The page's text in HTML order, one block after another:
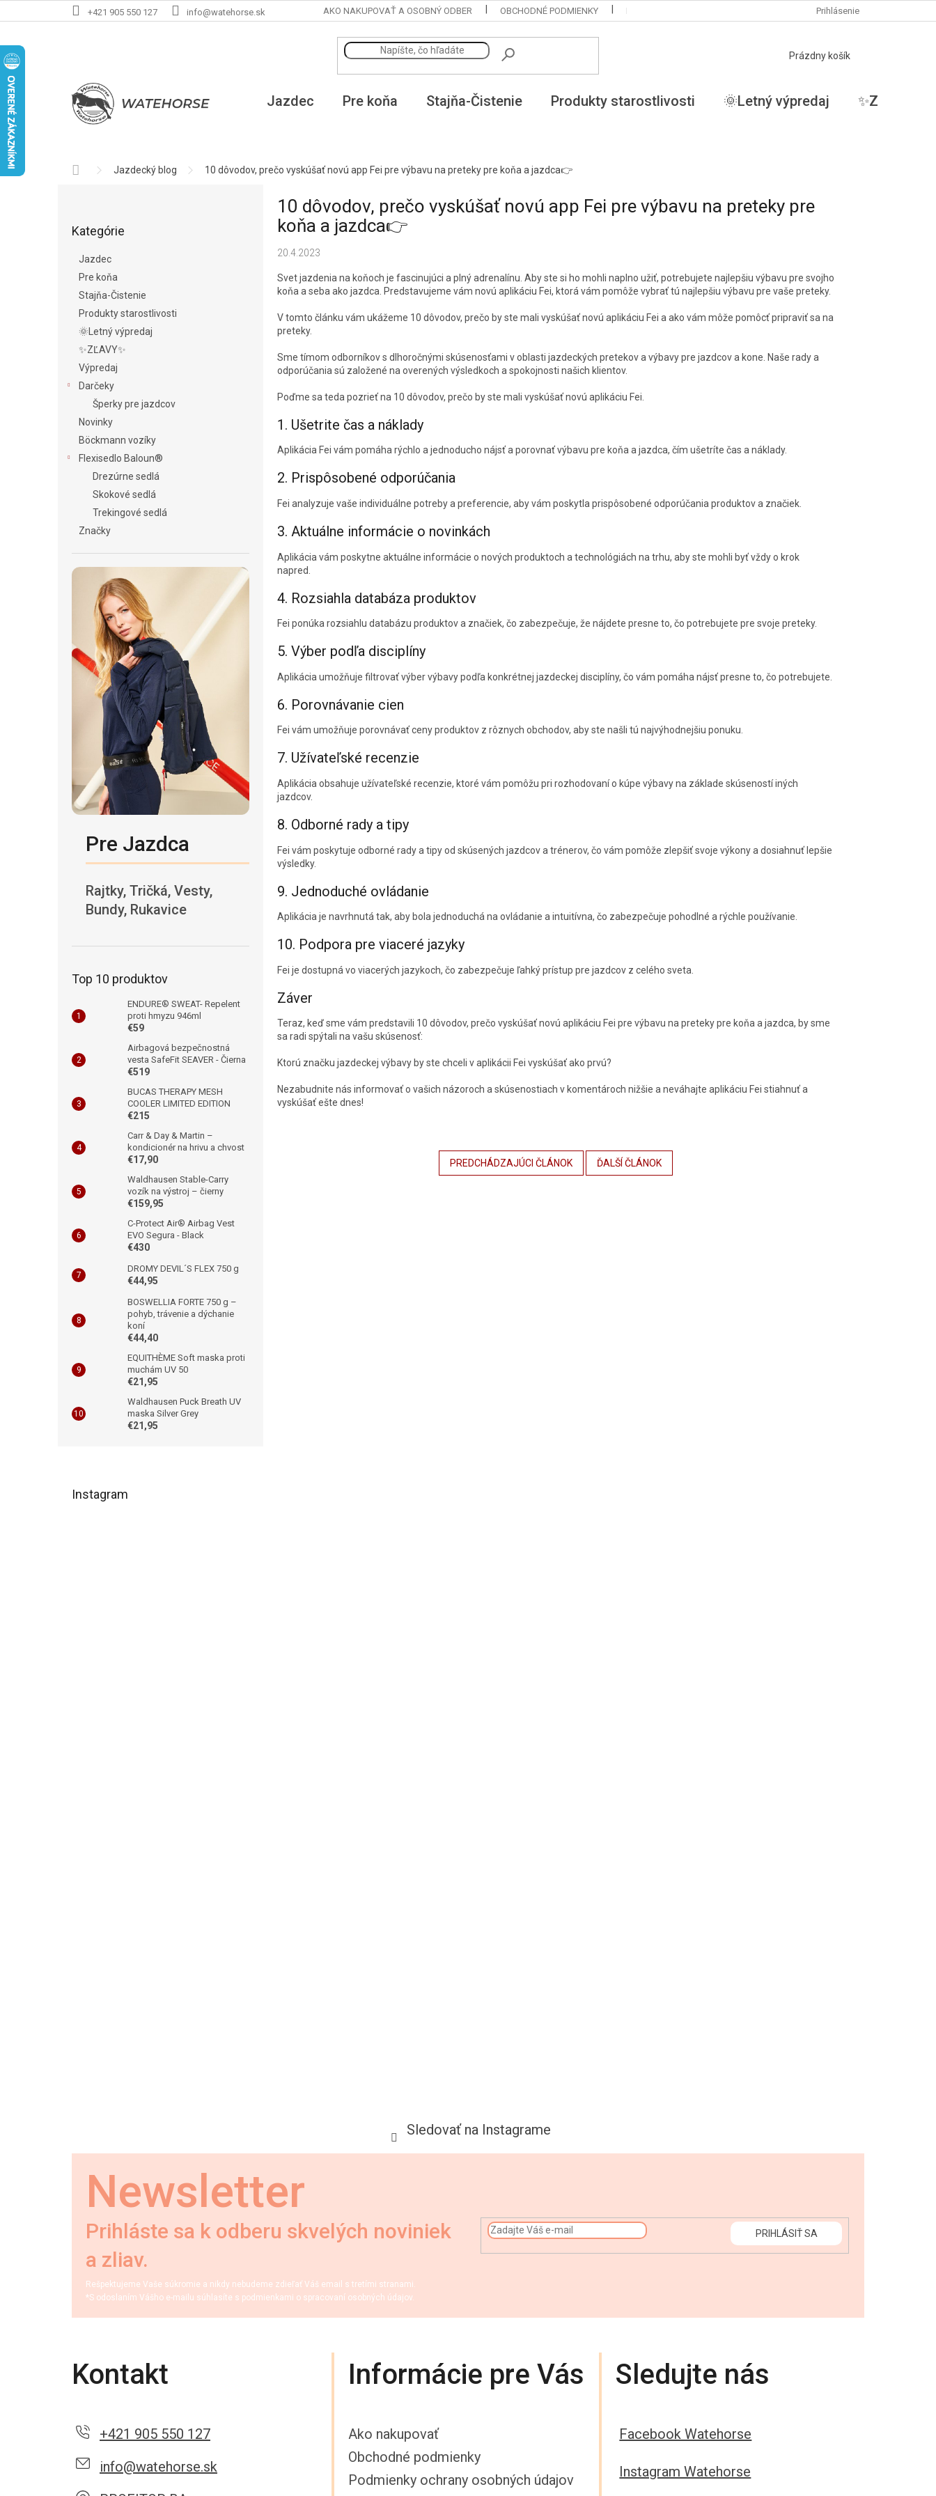
na
+421 905 550 127 info@watehorse.sk AKO NAKUPOVAŤ A OSOBNÝ ODBER OBCHODNÉ PODMIENKY PODMIENKY OCHRANY OSOBNÝCH ÚDAJOV MOJA OBJEDNÁVKA
Prihlásenie
NÁKUPNÝ
Prázdny košík
Jazdec Pre koňa Stajňa-Čistenie Produkty starostlivosti 🌞Letný výpredaj ✨ZĽAVY✨
DomovJazdecký blog 10 dôvodov, prečo vyskúšať novú app Fei pre výbavu na preteky pre koňa a jazdca👉
kategórie
Kategórie
Jazdec
Pre koňa
Stajňa-Čistenie
Produkty starostlivosti
🌞Letný výpredaj
✨ZĽAVY✨
Výpredaj
Darčeky
Šperky pre jazdcov
Novinky
Böckmann vozíky
Flexisedlo Baloun®
Drezúrne sedlá
Skokové sedlá
Trekingové sedlá
Značky
Pre Jazdca
Rajtky, Tričká, Vesty,
Bundy, Rukavice
Top 10 produktov
ENDURE® SWEAT- Repelent
proti hmyzu 946ml
€59
Airbagová bezpečnostná
vesta SafeFit SEAVER - Čierna
€519
BUCAS THERAPY MESH
COOLER LIMITED EDITION
€215
Carr & Day & Martin –
kondicionér na hrivu a chvost
€17,90
Waldhausen Stable-Carry
vozík na výstroj – čierny
€159,95
C-Protect Air® Airbag Vest
EVO Segura - Black
€430
DROMY DEVIL´S FLEX 750 g
€44,95
BOSWELLIA FORTE 750 g –
pohyb, trávenie a dýchanie
koní
€44,40
EQUITHÈME Soft maska proti
muchám UV 50
€21,95
Waldhausen Puck Breath UV
maska Silver Grey
€21,95
10 dôvodov, prečo vyskúšať novú app Fei pre výbavu na preteky pre
koňa a jazdca👉
20.4.2023
Svet jazdenia na koňoch je fascinujúci a plný adrenalínu. Aby ste si ho mohli naplno užiť, potrebujete najlepšiu výbavu pre svojho
koňa a seba ako jazdca. Predstavujeme vám novú aplikáciu Fei, ktorá vám pomôže vybrať tú najlepšiu výbavu pre vaše preteky.
V tomto článku vám ukážeme 10 dôvodov, prečo by ste mali vyskúšať novú aplikáciu Fei a ako vám môže pomôcť pripraviť sa na
preteky.
Sme tímom odborníkov s dlhoročnými skúsenosťami v oblasti jazdeckých pretekov a výbavy pre jazdcov a kone. Naše rady a
odporúčania sú založené na overených výsledkoch a spokojnosti našich klientov.
Poďme sa teda pozrieť na 10 dôvodov, prečo by ste mali vyskúšať novú aplikáciu Fei.
1. Ušetrite čas a náklady
Aplikácia Fei vám pomáha rýchlo a jednoducho nájsť a porovnať výbavu pre koňa a jazdca, čím ušetríte čas a náklady.
2. Prispôsobené odporúčania
Fei analyzuje vaše individuálne potreby a preferencie, aby vám poskytla prispôsobené odporúčania produktov a značiek.
3. Aktuálne informácie o novinkách
Aplikácia vám poskytne aktuálne informácie o nových produktoch a technológiách na trhu, aby ste mohli byť vždy o krok
napred.
4. Rozsiahla databáza produktov
Fei ponúka rozsiahlu databázu produktov a značiek, čo zabezpečuje, že nájdete presne to, čo potrebujete pre svoje preteky.
5. Výber podľa disciplíny
Aplikácia umožňuje filtrovať výber výbavy podľa konkrétnej jazdeckej disciplíny, čo vám pomáha nájsť presne to, čo potrebujete.
6. Porovnávanie cien
Fei vám umožňuje porovnávať ceny produktov z rôznych obchodov, aby ste našli tú najvýhodnejšiu ponuku.
7. Užívateľské recenzie
Aplikácia obsahuje užívateľské recenzie, ktoré vám pomôžu pri rozhodovaní o kúpe výbavy na základe skúseností iných
jazdcov.
8. Odborné rady a tipy
Fei vám poskytuje odborné rady a tipy od skúsených jazdcov a trénerov, čo vám pomôže zlepšiť svoje výkony a dosiahnuť lepšie
výsledky.
9. Jednoduché ovládanie
Aplikácia je navrhnutá tak, aby bola jednoduchá na ovládanie a intuitívna, čo zabezpečuje pohodlné a rýchle používanie.
10. Podpora pre viaceré jazyky
Fei je dostupná vo viacerých jazykoch, čo zabezpečuje ľahký prístup pre jazdcov z celého sveta.
Záver
Teraz, keď sme vám predstavili 10 dôvodov, prečo vyskúšať novú aplikáciu Fei pre výbavu na preteky pre koňa a jazdca, by sme
sa radi spýtali na vašu skúsenosť:
Ktorú značku jazdeckej výbavy by ste chceli v aplikácii Fei vyskúšať ako prvú?
Nezabudnite nás informovať o vašich názoroch a skúsenostiach v komentároch nižšie a neváhajte aplikáciu Fei stiahnuť a
vyskúšať ešte dnes!
PREDCHÁDZAJÚCI ČLÁNOK ĎALŠÍ ČLÁNOK
Instagram
Sledovať na Instagrame
Newsletter
Prihláste sa k odberu skvelých noviniek
a zliav.
Rešpektujeme Vaše súkromie a nikdy nebudeme zdieľať Váš email s tretími stranami.
*S odoslaním Vášho e-mailu súhlasíte s podmienkami o spracovaní osobných údajov.
PRIHLÁSIŤ SA
Kontakt
+421 905 550 127
info@watehorse.sk
Informácie pre Vás
Ako nakupovať
Obchodné podmienky
Podmienky ochrany osobných údajov
Sledujte nás
Facebook Watehorse
Instagram Watehorse